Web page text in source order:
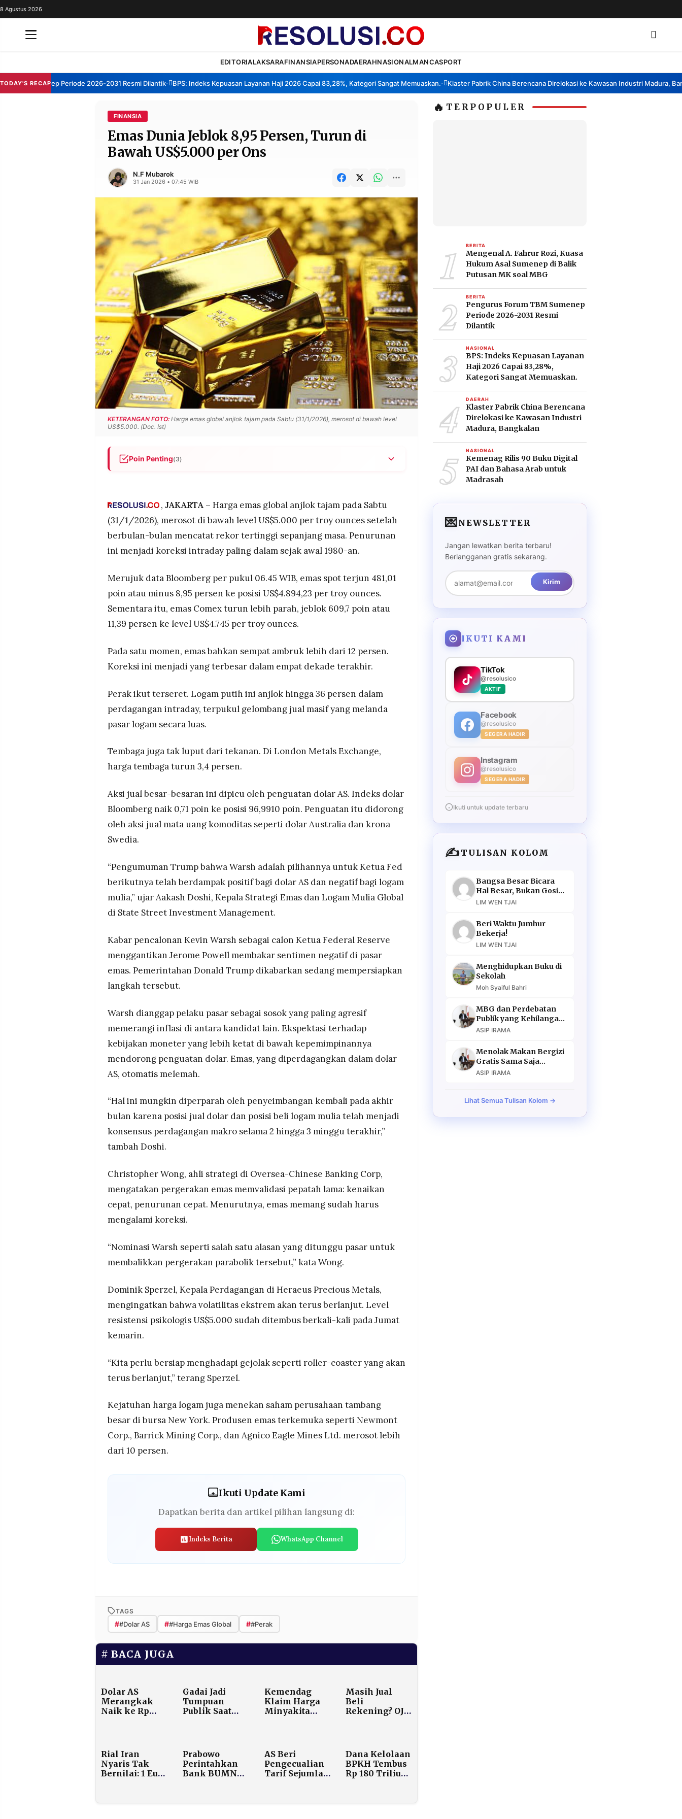
REDAKSI
BERITA
WARGA
TULISAN
SERVICE
8 Agustus 2026
EDITORIALAKSARAFINANSIAPERSONADAERAHNASIONALMANCASPORT
TODAY'S RECAP
Sumenep Periode 2026-2031 Resmi Dilantik• BPS: Indeks Kepuasan Layanan Haji 2026 Capai 83,28%, Kategori Sangat Memuaskan.• Klaster Pabrik China Berencana Direlokasi ke Kawasan Industri Madura,
FINANSIA
Emas Dunia Jeblok 8,95 Persen, Turun di
Bawah US$5.000 per Ons
N.F Mubarok
31 Jan 2026 • 07:45 WIB
KETERANGAN FOTO: Harga emas global anjlok tajam pada Sabtu (31/1/2026), merosot di bawah level
US$5.000. (Doc. Ist)
Poin Penting(3)
Kejatuhan dipicu penguatan dolar AS setelah kabar pencalonan Kevin Warsh
sebagai Ketua Federal Reserve yang dianggap lebih agresif memerangi inflasi.
tambang emas besar di New York jeblok lebih dari 10 persen.
, JAKARTA– Harga emas global anjlok tajam pada Sabtu
(31/1/2026), merosot di bawah level US$5.000 per troy ounces setelah
berbulan-bulan mencatat rekor tertinggi sepanjang masa. Penurunan
ini menjadi koreksi intraday paling dalam sejak awal 1980-an.
Merujuk data Bloomberg per pukul 06.45 WIB, emas spot terjun 481,01
poin atau minus 8,95 persen ke posisi US$4.894,23 per troy ounces.
Sementara itu, emas Comex turun lebih parah, jeblok 609,7 poin atau
11,39 persen ke level US$4.745 per troy ounces.
Pada satu momen, emas bahkan sempat ambruk lebih dari 12 persen.
Koreksi ini menjadi yang terbesar dalam empat dekade terakhir.
Perak ikut terseret. Logam putih ini anjlok hingga 36 persen dalam
perdagangan intraday, terpukul gelombang jual masif yang melanda
pasar logam secara luas.
Tembaga juga tak luput dari tekanan. Di London Metals Exchange,
harga tembaga turun 3,4 persen.
Aksi jual besar-besaran ini dipicu oleh penguatan dolar AS. Indeks dolar
Bloomberg naik 0,71 poin ke posisi 96,9910 poin. Penguatan itu didorong
oleh aksi jual mata uang komoditas seperti dolar Australia dan krona
Swedia.
“Pengumuman Trump bahwa Warsh adalah pilihannya untuk Ketua Fed
berikutnya telah berdampak positif bagi dolar AS dan negatif bagi logam
mulia,” ujar Aakash Doshi, Kepala Strategi Emas dan Logam Mulia Global
di State Street Investment Management.
Kabar pencalonan Kevin Warsh sebagai calon Ketua Federal Reserve
menggantikan Jerome Powell membakar sentimen negatif di pasar
emas. Pemerintahan Donald Trump dikabarkan sedang mempersiapkan
langkah tersebut.
Warsh dianggap pelaku pasar sebagai sosok yang paling agresif
memerangi inflasi di antara kandidat lain. Ekspektasi terhadap
kebijakan moneter yang lebih ketat di bawah kepemimpinannya
mendorong penguatan dolar. Emas, yang diperdagangkan dalam dolar
AS, otomatis melemah.
“Hal ini mungkin diperparah oleh penyeimbangan kembali pada akhir
bulan karena posisi jual dolar dan posisi beli logam mulia telah menjadi
konsensus perdagangan makro selama 2 hingga 3 minggu terakhir,”
tambah Doshi.
Christopher Wong, ahli strategi di Oversea-Chinese Banking Corp,
mengatakan pergerakan emas memvalidasi pepatah lama: kenaikan
cepat, penurunan cepat. Menurutnya, emas memang sudah harus
mengalami koreksi.
“Nominasi Warsh seperti salah satu alasan yang ditunggu pasar untuk
membalikkan pergerakan parabolik tersebut,” kata Wong.
Dominik Sperzel, Kepala Perdagangan di Heraeus Precious Metals,
mengingatkan bahwa volatilitas ekstrem akan terus berlanjut. Level
resistensi psikologis US$5.000 sudah ditembus berkali-kali pada Jumat
kemarin.
“Kita perlu bersiap menghadapi gejolak seperti roller-coaster yang akan
terus berlanjut,” terang Sperzel.
Kejatuhan harga logam juga menekan saham perusahaan tambang
besar di bursa New York. Produsen emas terkemuka seperti Newmont
Corp., Barrick Mining Corp., dan Agnico Eagle Mines Ltd. merosot lebih
dari 10 persen.
Ikuti Update Kami
Dapatkan berita dan artikel pilihan langsung di:
Indeks Berita WhatsApp Channel
TAGS
##Dolar AS ##Harga Emas Global ##Perak
BACA JUGA
Dolar AS
Merangkak
Naik ke Rp
Perdagangan
Gadai Jadi
Tumpuan
Publik Saat
Kemendag
Klaim Harga
Minyakita
Akhir Februari
Masih Jual
Beli
Rekening? OJK
Jawab Secara
Hukum
Rial Iran
Nyaris Tak
Bernilai: 1 Euro
Prabowo
Perintahkan
Bank BUMN
AS Beri
Pengecualian
Tarif Sejumlah
Dana Kelolaan
BPKH Tembus
Rp 180 Triliun,
🔥 TERPOPULER
1 BERITA
Mengenal A. Fahrur Rozi, Kuasa
Hukum Asal Sumenep di Balik
Putusan MK soal MBG
2 BERITA
Pengurus Forum TBM Sumenep
Periode 2026-2031 Resmi
Dilantik
3 NASIONAL
BPS: Indeks Kepuasan Layanan
Haji 2026 Capai 83,28%,
Kategori Sangat Memuaskan.
4 DAERAH
Klaster Pabrik China Berencana
Direlokasi ke Kawasan Industri
Madura, Bangkalan
5 NASIONAL
Kemenag Rilis 90 Buku Digital
PAI dan Bahasa Arab untuk
Madrasah
💌NEWSLETTER
Jangan lewatkan berita terbaru!
Berlangganan gratis sekarang.
Kirim
IKUTI KAMI
TikTok
@resolusico
AKTIF
Facebook
@resolusico
SEGERA HADIR
Instagram
@resolusico
SEGERA HADIR
Ikuti untuk update terbaru
✍️TULISAN KOLOM
Bangsa Besar Bicara
Hal Besar, Bukan Gosip
Murahan
LIM WEN TJAI
Beri Waktu Jumhur
Bekerja!
LIM WEN TJAI
Menghidupkan Buku di
Sekolah
Moh Syaiful Bahri
MBG dan Perdebatan
Publik yang Kehilangan
Argumen
ASIP IRAMA
Menolak Makan Bergizi
Gratis Sama Saja
Menolak Masa Depan
ASIP IRAMA
Lihat Semua Tulisan Kolom →